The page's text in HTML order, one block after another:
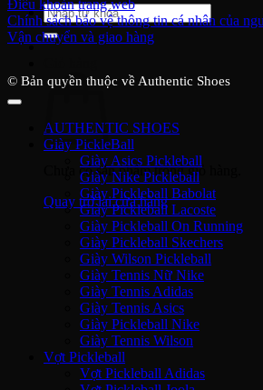
Tìm
kiếm:
Chưa có sản phẩm trong giỏ hàng.
Quay trở lại cửa hàng
Điều khoản trang web
Chính sách bảo vệ thông tin cá nhân của
Vận chuyển và giao hàng
© Bản quyền thuộc về Authentic Shoes
AUTHENTIC SHOES
Giày PickleBall
Giày Asics Pickleball
Giày Nike Pickleball
Giày Pickleball Babolat
Giày Pickleball Lacoste
Giày Pickleball On Running
Giày Pickleball Skechers
Giày Wilson Pickleball
Giày Tennis Nữ Nike
Giày Tennis Adidas
Giày Tennis Asics
Giày Pickleball Nike
Giày Tennis Wilson
Vợt Pickleball
Vợt Pickleball Adidas